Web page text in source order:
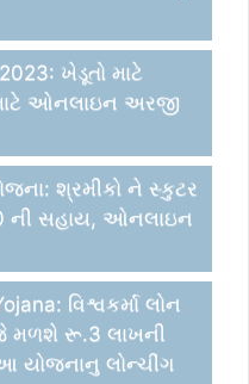
ખેડૂતો માટે
ઓનલાઇન અરજી
શ્રમીકો ને સ્કુટર
ની સહાય, ઓનલાઇન
વિશ્વકર્મા લોન
મળશે રૂ.3 લાખની
યોજનાનુ લોન્ચીંગ